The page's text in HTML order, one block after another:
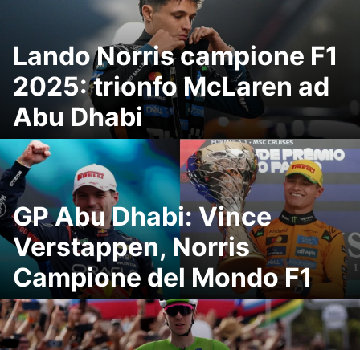
Lando Norris campione F1
2025: trionfo McLaren ad
Abu Dhabi
GP Abu Dhabi: Vince
Verstappen, Norris
Campione del Mondo F1